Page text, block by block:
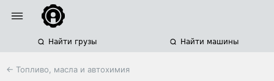
Найти грузы Найти машины
← Топливо, масла и автохимия